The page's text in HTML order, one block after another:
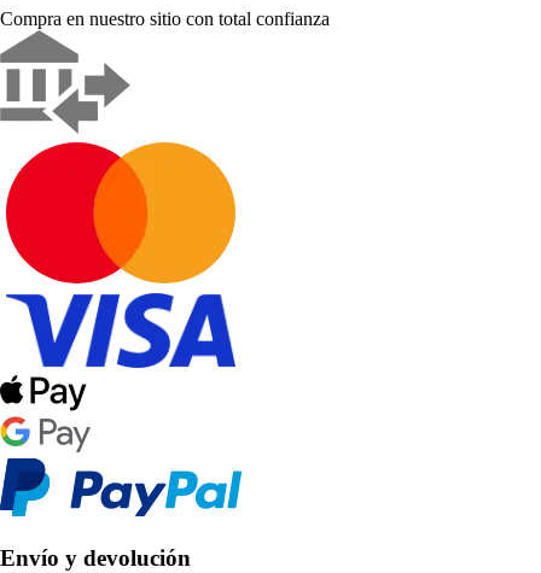
Compra en nuestro sitio con total confianza
Envío y devolución